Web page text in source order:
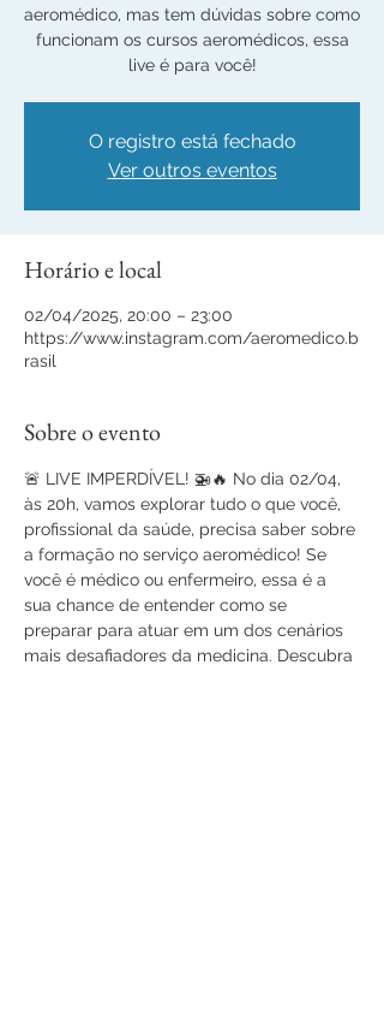
aeromédico, mas tem dúvidas sobre como
funcionam os cursos aeromédicos, essa
live é para você!
O registro está fechado
Ver outros eventos
Horário e local
02/04/2025, 20:00 – 23:00
https://www.instagram.com/aeromedico.b
rasil
Sobre o evento
🚨 LIVE IMPERDÍVEL! 🚁🔥 No dia 02/04,
às 20h, vamos explorar tudo o que você,
profissional da saúde, precisa saber sobre
a formação no serviço aeromédico! Se
você é médico ou enfermeiro, essa é a
sua chance de entender como se
preparar para atuar em um dos cenários
mais desafiadores da medicina. Descubra